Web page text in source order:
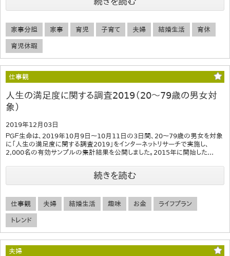
家事分担 家事 育児 子育て 夫婦 結婚生活 育休
育児休暇
仕事観
人生の満足度に関する調査2019（20～79歳の男女対
象）
2019年12月03日
ＰＧＦ生命は、2019年10月9日～10月11日の3日間、20～79歳の男女を対象
に「人生の満足度に関する調査2019」をインターネットリサーチで実施し、
2,000名の有効サンプルの集計結果を公開しました。2015年に開始した...
続きを読む
仕事観 夫婦 結婚生活 趣味 お金 ライフプラン
トレンド
夫婦